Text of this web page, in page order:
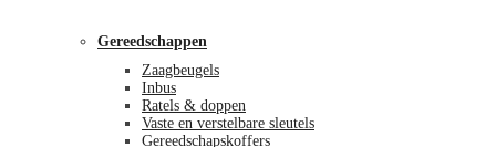
Gereedschappen
Zaagbeugels
Inbus
Ratels & doppen
Vaste en verstelbare sleutels
Gereedschapskoffers